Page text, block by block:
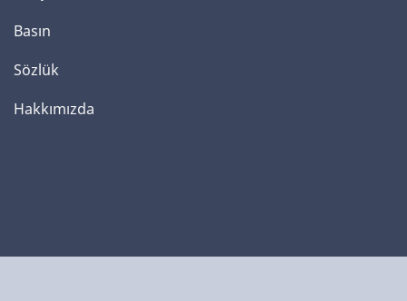
Basın
Sözlük
Hakkımızda